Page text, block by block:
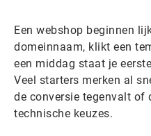
Een webshop beginnen
domeinnaam, klikt een
een middag staat je
Veel starters merken al
de conversie tegenvalt of
technische keuzes.